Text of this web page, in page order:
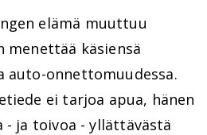
elämä muuttuu
menettää käsiensä
auto-onnettomuudessa.
ei tarjoa apua, hänen
ja toivoa - yllättävästä